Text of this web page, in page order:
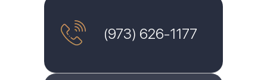
(973) 626-1177